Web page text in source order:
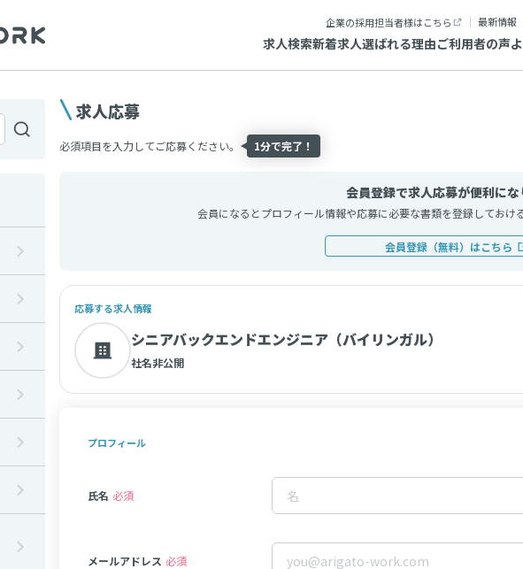
求人検索新着求人選ばれる理由ご利用者の声
企業の採用担当者様はこちら 最新情報
求人応募
必須項目を入力してご応募ください。 1分で完了！
会員登録で求人応募が便利にな
会員になるとプロフィール情報や応募に必要な書類を登録しておけ
会員登録（無料）はこちら
応募する求人情報
シニアバックエンドエンジニア（バイリンガル）
社名非公開
プロフィール
氏名 必須
メールアドレス 必須